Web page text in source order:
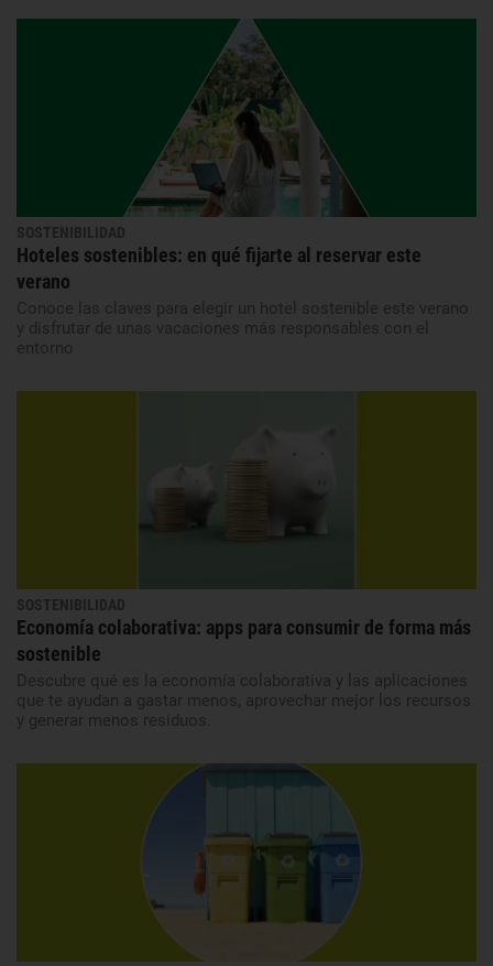
SOSTENIBILIDAD
Hoteles sostenibles: en qué fijarte al reservar este
verano
Conoce las claves para elegir un hotel sostenible este verano
y disfrutar de unas vacaciones más responsables con el
entorno
SOSTENIBILIDAD
Economía colaborativa: apps para consumir de forma más
sostenible
Descubre qué es la economía colaborativa y las aplicaciones
que te ayudan a gastar menos, aprovechar mejor los recursos
y generar menos residuos.